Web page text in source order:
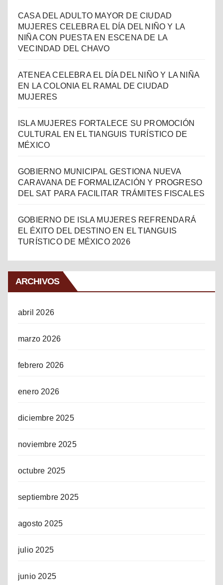
CASA DEL ADULTO MAYOR DE CIUDAD
MUJERES CELEBRA EL DÍA DEL NIÑO Y LA
NIÑA CON PUESTA EN ESCENA DE LA
VECINDAD DEL CHAVO
ATENEA CELEBRA EL DÍA DEL NIÑO Y LA NIÑA
EN LA COLONIA EL RAMAL DE CIUDAD
MUJERES
ISLA MUJERES FORTALECE SU PROMOCIÓN
CULTURAL EN EL TIANGUIS TURÍSTICO DE
MÉXICO
GOBIERNO MUNICIPAL GESTIONA NUEVA
CARAVANA DE FORMALIZACIÓN Y PROGRESO
DEL SAT PARA FACILITAR TRÁMITES FISCALES
GOBIERNO DE ISLA MUJERES REFRENDARÁ
EL ÉXITO DEL DESTINO EN EL TIANGUIS
TURÍSTICO DE MÉXICO 2026
ARCHIVOS
abril 2026
marzo 2026
febrero 2026
enero 2026
diciembre 2025
noviembre 2025
octubre 2025
septiembre 2025
agosto 2025
julio 2025
junio 2025